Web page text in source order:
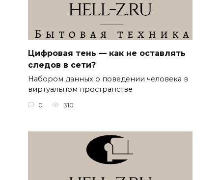
Цифровая тень — как не оставлять
следов в сети?
Набором данных о поведении человека в
виртуальном пространстве
0 310